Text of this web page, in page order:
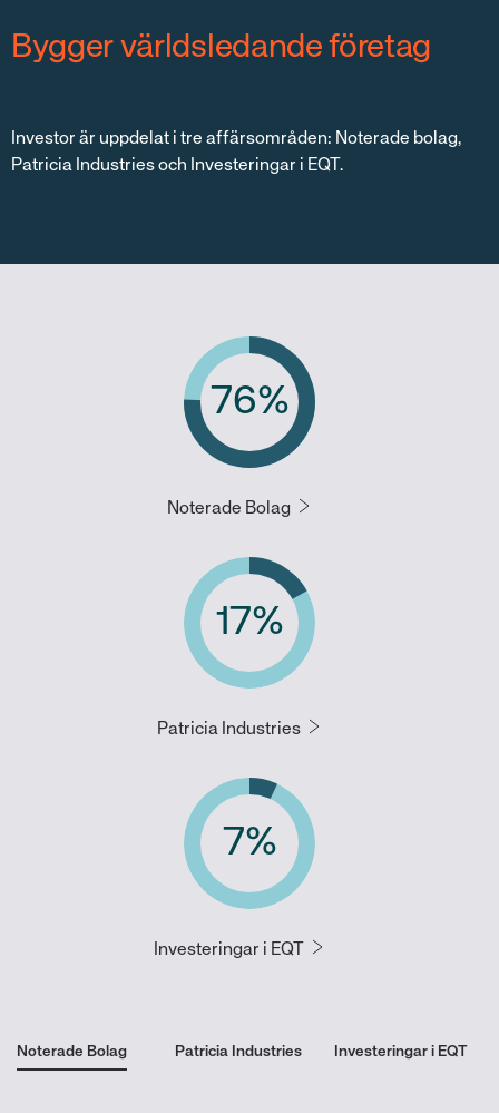
Bygger världsledande företag
Investor är uppdelat i tre affärsområden: Noterade bolag,
Patricia Industries och Investeringar i EQT.
76%
Noterade Bolag
17%
Patricia Industries
7%
Investeringar i EQT
Noterade Bolag Patricia Industries Investeringar i EQT